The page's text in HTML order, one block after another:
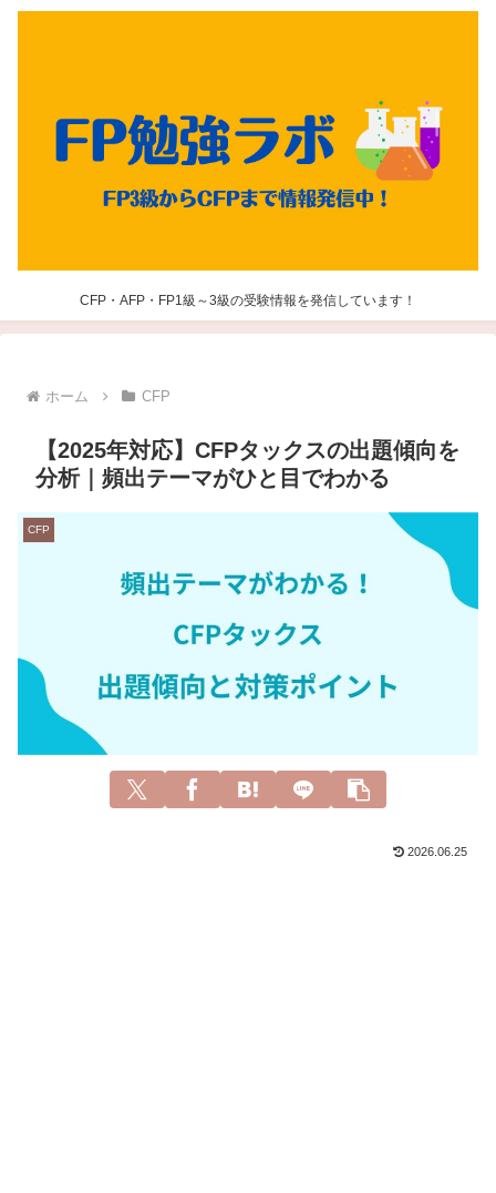
CFP・AFP・FP1級～3級の受験情報を発信しています！
ホーム CFP
【2025年対応】CFPタックスの出題傾向を
分析｜頻出テーマがひと目でわかる
CFP
2026.06.25